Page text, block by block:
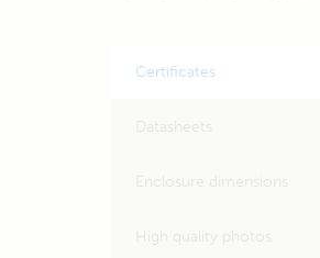
Certificates